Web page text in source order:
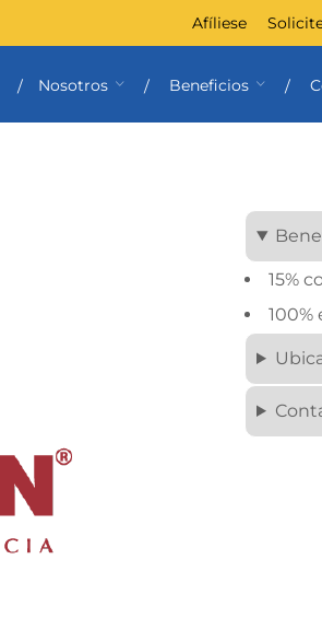
Afíliese
Nosotros Beneficios
15%
100%